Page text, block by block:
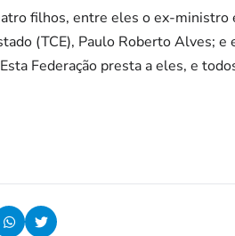
filhos, entre eles o ex-
(TCE), Paulo Roberto Alves;
Federação presta a eles, e